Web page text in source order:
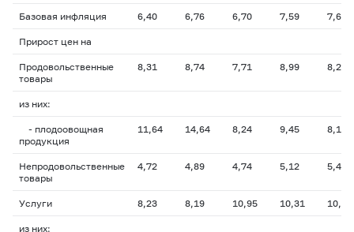
Базовая инфляция 6,40 6,76 6,70 7,59 7,61
Прирост цен на
Продовольственные
товары
8,31 8,74 7,71 8,99 8,27
из них:
- плодоовощная
продукция
11,64 14,64 8,24 9,45 8,17
Непродовольственные
товары
4,72 4,89 4,74 5,12 5,45
Услуги 8,23 8,19 10,95 10,31 10,96
из них: